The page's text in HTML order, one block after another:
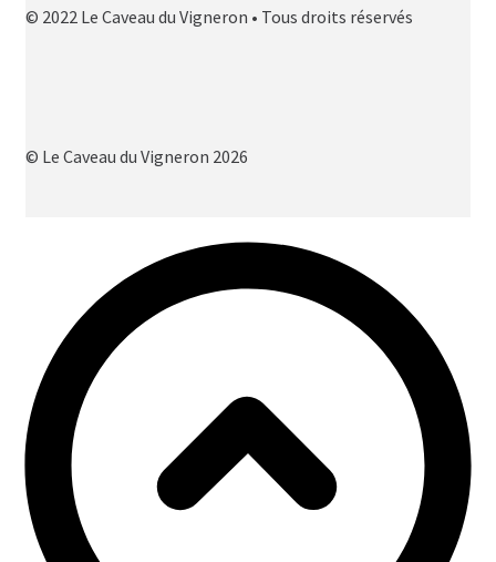
© 2022 Le Caveau du Vigneron • Tous droits réservés
© Le Caveau du Vigneron 2026